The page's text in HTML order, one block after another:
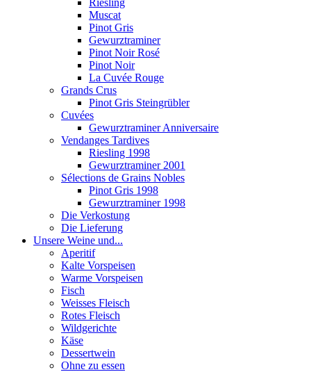
Muscat
Pinot Gris
Gewurztraminer
Pinot Noir Rosé
Pinot Noir
La Cuvée Rouge
Grands Crus
Pinot Gris Steingrübler
Cuvées
Gewurztraminer Anniversaire
Vendanges Tardives
Riesling 1998
Gewurztraminer 2001
Sélections de Grains Nobles
Pinot Gris 1998
Gewurztraminer 1998
Die Verkostung
Die Lieferung
Unsere Weine und...
Aperitif
Kalte Vorspeisen
Warme Vorspeisen
Fisch
Weisses Fleisch
Rotes Fleisch
Wildgerichte
Käse
Dessertwein
Ohne zu essen